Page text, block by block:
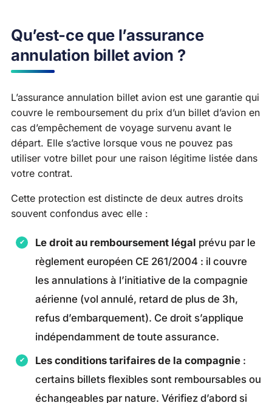
Qu’est-ce que l’assurance
annulation billet avion ?
L’assurance annulation billet avion est une garantie qui
couvre le remboursement du prix d’un billet d’avion en
cas d’empêchement de voyage survenu avant le
départ. Elle s’active lorsque vous ne pouvez pas
utiliser votre billet pour une raison légitime listée dans
votre contrat.
Cette protection est distincte de deux autres droits
souvent confondus avec elle :
Le droit au remboursement légal prévu par le
règlement européen CE 261/2004 : il couvre
les annulations à l’initiative de la compagnie
aérienne (vol annulé, retard de plus de 3h,
refus d’embarquement). Ce droit s’applique
indépendamment de toute assurance.
Les conditions tarifaires de la compagnie :
certains billets flexibles sont remboursables ou
échangeables par nature. Vérifiez d’abord si